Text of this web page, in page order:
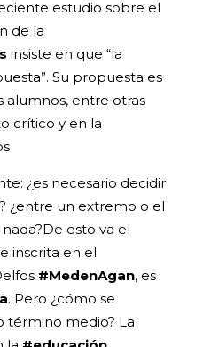
estudio sobre el
de la
insiste en que “la
Su propuesta es
alumnos, entre otras
crítico y en la
¿es necesario decidir
¿entre un extremo o el
esto va el
inscrita en el
#MedenAgan, es
. Pero ¿cómo se
término medio? La